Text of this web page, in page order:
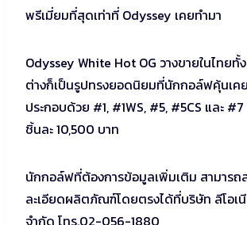
พรีเมี่ยมที่สุดเท่าที่ Odyssey เคยทำมา
Odyssey White Hot OG วางขายในไทยทั้
ต่างก็เป็นรูปทรงยอดนิยมที่นักกอล์ฟคุ้นเค
ประกอบด้วย #1, #1WS, #5, #5CS และ
ชิ้นละ 10,500 บาท
นักกอล์ฟที่ต้องการข้อมูลเพิ่มเติม สามารถ
ละเอียดผลิตภัณฑ์โดยตรงได้ที่บริษัท ลีโอเนี
จำกัด โทร.02-056-1880